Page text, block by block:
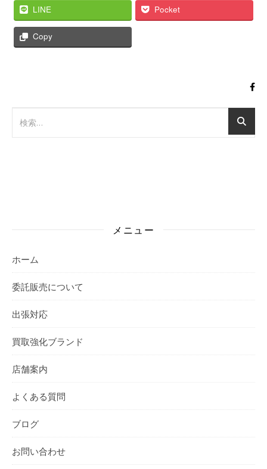
LINE Pocket
Copy
メニュー
ホーム
委託販売について
出張対応
買取強化ブランド
店舗案内
よくある質問
ブログ
お問い合わせ